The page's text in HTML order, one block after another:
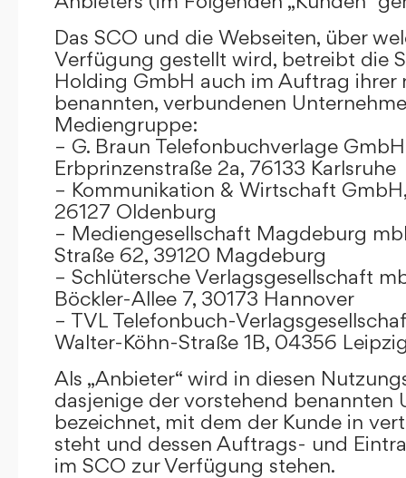
Das SCO und die Webseiten, über
Verfügung gestellt wird, betreibt die
Holding GmbH auch im Auftrag ihrer
benannten, verbundenen
Mediengruppe:
– G. Braun Telefonbuchverlage GmbH
Erbprinzenstraße 2a, 76133 Karlsruhe
– Kommunikation & Wirtschaft
26127 Oldenburg
– Mediengesellschaft Magdeburg
Straße 62, 39120 Magdeburg
– Schlütersche Verlagsgesellschaft
Böckler-Allee 7, 30173 Hannover
– TVL Telefonbuch-
Walter-Köhn-Straße 1B, 04356
Als „Anbieter“ wird in diesen
dasjenige der vorstehend benannten
bezeichnet, mit dem der Kunde in
steht und dessen Auftrags- und
im SCO zur Verfügung stehen.